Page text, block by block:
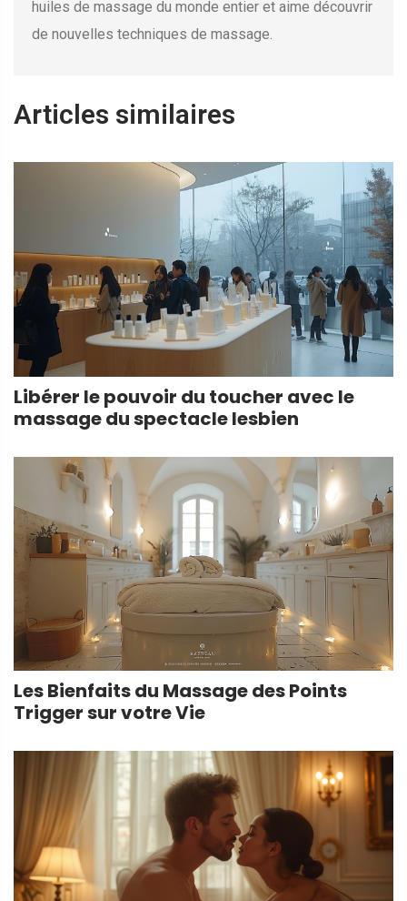
huiles de massage du monde entier et aime découvrir
de nouvelles techniques de massage.
Articles similaires
Libérer le pouvoir du toucher avec le
massage du spectacle lesbien
Les Bienfaits du Massage des Points
Trigger sur votre Vie